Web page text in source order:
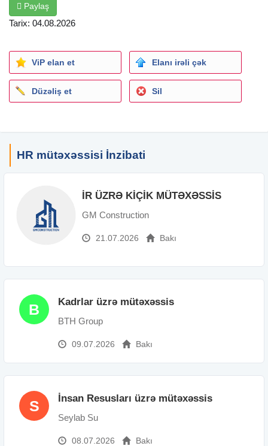
Paylaş
Tarix: 04.08.2026
ViP elan et Elanı irəli çək
Düzəliş et Sil
HR mütəxəssisi İnzibati
İR ÜZRƏ KİÇİK MÜTƏXƏSSİS
GM Construction
21.07.2026 Bakı
B Kadrlar üzrə mütəxəssis
BTH Group
09.07.2026 Bakı
S İnsan Resusları üzrə mütəxəssis
Seylab Su
08.07.2026 Bakı